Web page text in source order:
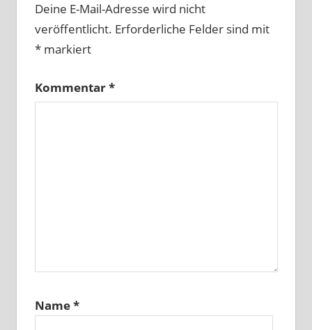
Deine E-Mail-Adresse wird nicht
veröffentlicht. Erforderliche Felder sind mit
*markiert
Kommentar*
Name*